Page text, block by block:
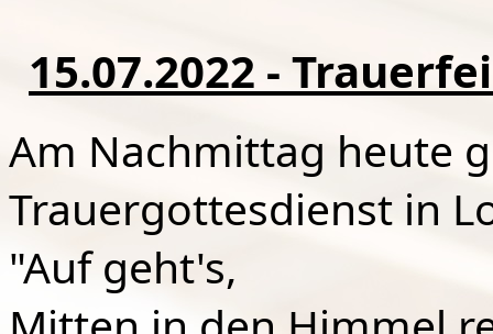
15.07.2022 -
Am Nachmittag heute
Trauergottesdienst in
"Auf geht's,